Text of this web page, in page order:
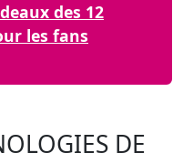
des 12
les fans
DE